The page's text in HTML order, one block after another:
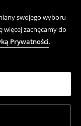
swojego wyboru
więcej zachęcamy do
Prywatności.